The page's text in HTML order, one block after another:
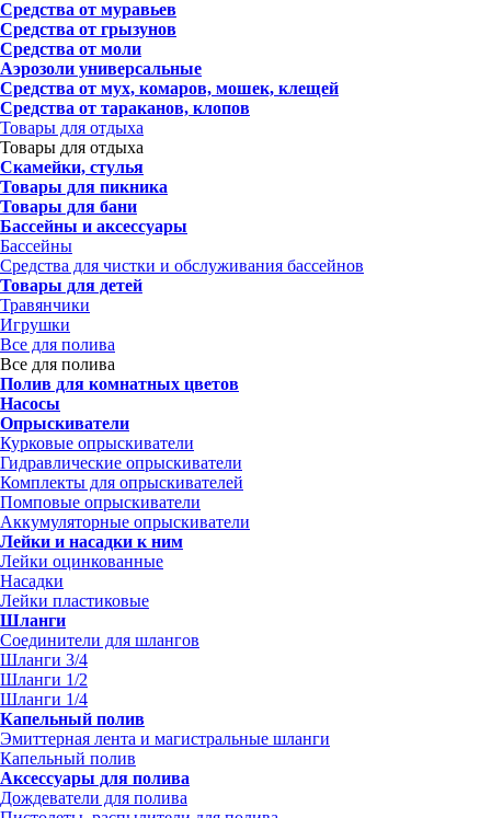
Средства от муравьев
Средства от грызунов
Средства от моли
Аэрозоли универсальные
Средства от мух, комаров, мошек, клещей
Средства от тараканов, клопов
Товары для отдыха
Товары для отдыха
Скамейки, стулья
Товары для пикника
Товары для бани
Бассейны и аксессуары
Бассейны
Средства для чистки и обслуживания бассейнов
Товары для детей
Травянчики
Игрушки
Все для полива
Все для полива
Полив для комнатных цветов
Насосы
Опрыскиватели
Курковые опрыскиватели
Гидравлические опрыскиватели
Комплекты для опрыскивателей
Помповые опрыскиватели
Аккумуляторные опрыскиватели
Лейки и насадки к ним
Лейки оцинкованные
Насадки
Лейки пластиковые
Шланги
Соединители для шлангов
Шланги 3/4
Шланги 1/2
Шланги 1/4
Капельный полив
Эмиттерная лента и магистральные шланги
Капельный полив
Аксессуары для полива
Дождеватели для полива